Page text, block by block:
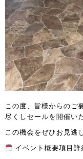
この度、皆様からのご
尽くしセールを開催い
この機会をぜひお見逃
イベント概要項目詳